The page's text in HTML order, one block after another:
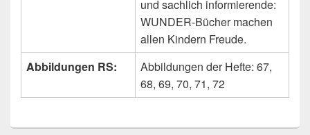
und sachlich informierende:
WUNDER-Bücher machen
allen Kindern Freude.
Abbildungen RS:
Abbildungen der Hefte: 67,
68, 69, 70, 71, 72